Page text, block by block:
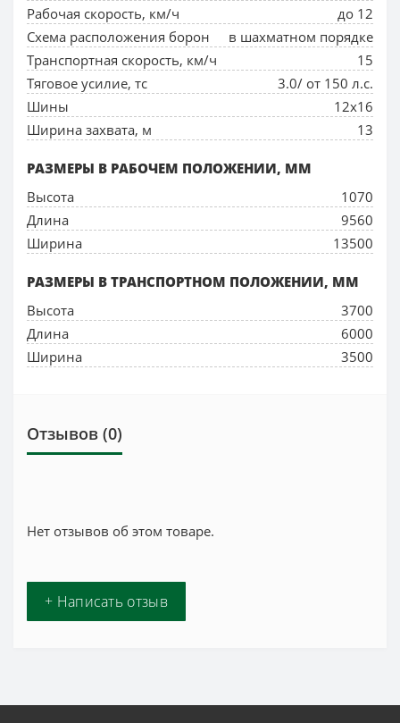
Рабочая скорость, км/ч
до 12
Схема расположения борон
в шахматном порядке
Транспортная скорость, км/ч
15
Тяговое усилие, тс
3.0/ от 150 л.с.
Шины
12х16
Ширина захвата, м
13
РАЗМЕРЫ В РАБОЧЕМ ПОЛОЖЕНИИ, ММ
Высота
1070
Длина
9560
Ширина
13500
РАЗМЕРЫ В ТРАНСПОРТНОМ ПОЛОЖЕНИИ, ММ
Высота
3700
Длина
6000
Ширина
3500
Отзывов (0)
Нет отзывов об этом товаре.
+ Написать отзыв